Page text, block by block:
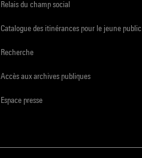
Relais du champ social
Catalogue des itinérances pour le jeune public
Recherche
Accès aux archives publiques
Espace presse